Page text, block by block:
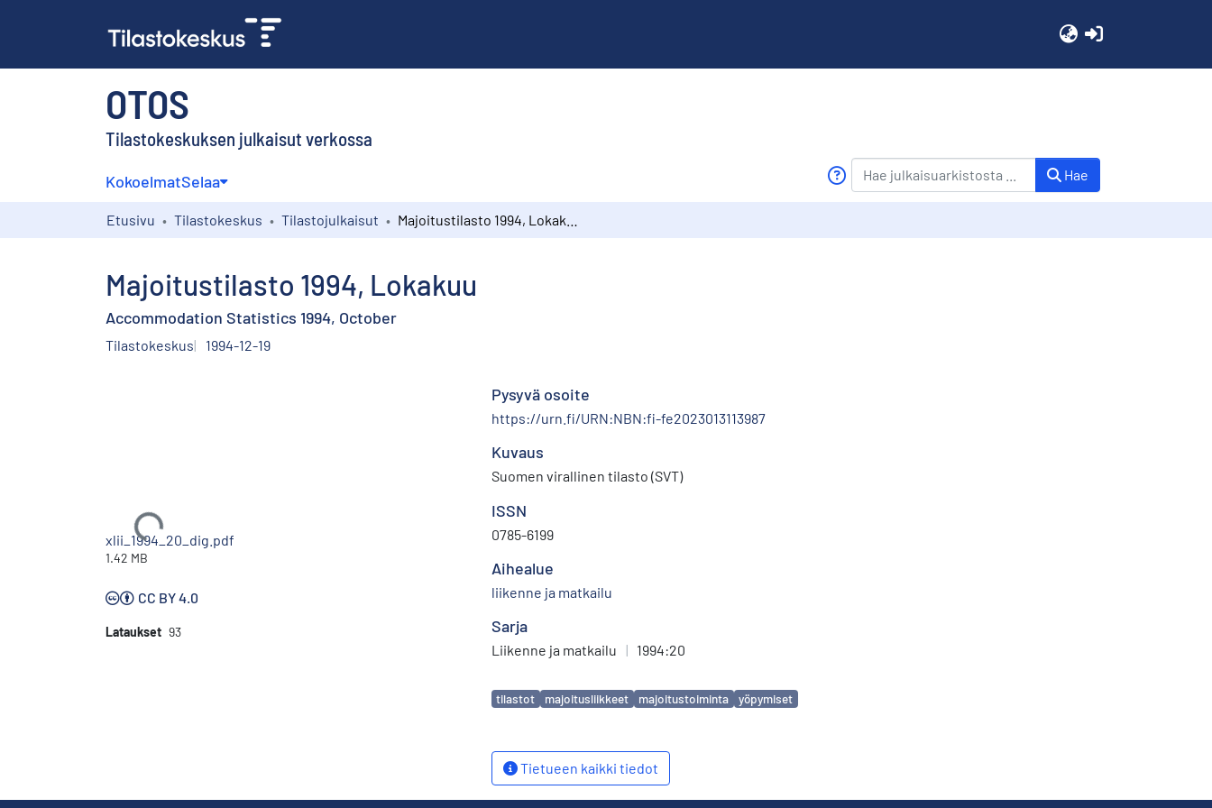
OTOS
Tilastokeskuksen julkaisut verkossa
KokoelmatSelaa Hae
Etusivu Tilastokeskus Tilastojulkaisut
Majoitustilasto 1994, Lokakuu
Accommodation Statistics 1994, October
Tilastokeskus 1994-12-19
Ladataan...
xlii_1994_20_dig.pdf
1.42 MB
CC BY 4.0
Lataukset 93
Pysyvä osoite
https://urn.fi/URN:NBN:fi-fe2023013113987
Kuvaus
Suomen virallinen tilasto (SVT)
ISSN
0785-6199
Aihealue
liikenne ja matkailu
Sarja
Liikenne ja matkailu | 1994:20
Avainsanat
tilastot majoitusliikkeet majoitustoiminta yöpymiset
Tietueen kaikki tiedot